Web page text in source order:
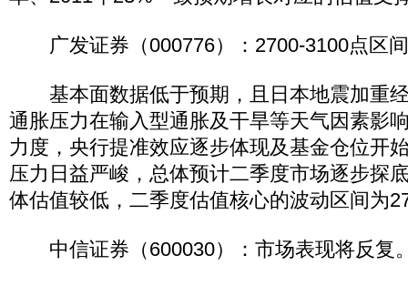
广发证券（000776）：2700-3100点区
基本面数据低于预期，且日本地震加重
通胀压力在输入型通胀及干旱等天气因素影
力度，央行提准效应逐步体现及基金仓位开
压力日益严峻，总体预计二季度市场逐步探
体估值较低，二季度估值核心的波动区间为
中信证券（600030）：市场表现将反复